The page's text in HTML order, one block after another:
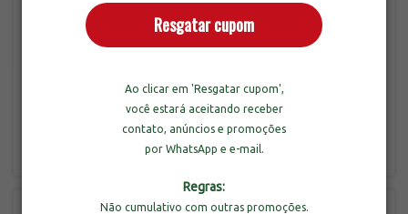
Resgatar cupom
Ao clicar em 'Resgatar cupom',
você estará aceitando receber
contato, anúncios e promoções
por WhatsApp e e-mail.
Regras:
Não cumulativo com outras promoções.
Dux Whey Protein
Concentrado Cookies 900g
sem juros
Dux Whey Protein Shake
Doce de Leite 250ml
R$9,90